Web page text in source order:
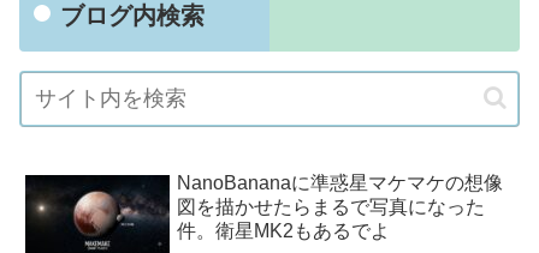
ブログ内検索
NanoBananaに準惑星マケマケの想像
図を描かせたらまるで写真になった
件。衛星MK2もあるでよ